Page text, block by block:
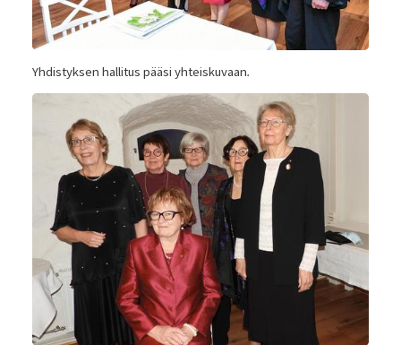
Yhdistyksen hallitus pääsi yhteiskuvaan.